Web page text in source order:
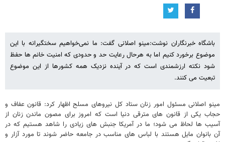
باشگاه خبرنگاران نوشت:مینو اصلانی گفت: ما نمی‌خواهیم سختگیرانه با این
موضوع برخورد کنیم اما به هرحال رعایت حد و حدودی که امنیت خانم ها حفظ
شود نکته ارزشمندی است که در آینده نزدیک همه کشورها از این موضوع
تبعیت می کنند.
مینو اصلانی مسئول امور زنان ستاد کل نیروهای مسلح اظهار کرد: قانون عفاف و
حجاب یکی از قانون های مترقی دنیا است که امروز برای مصون ماندن زنان از
آسیب ها لحاظ می شود؛ ما در آمریکا جنبش های زیادی را شاهد هستیم که در
آن بانوان مایل هستند با لباس های مناسب در جامعه حاضر شوند تا مورد آزار و